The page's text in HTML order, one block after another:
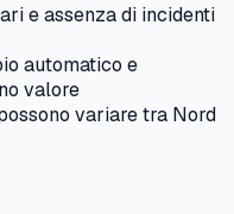
e assenza di incidenti
automatico e
valore
variare tra Nord